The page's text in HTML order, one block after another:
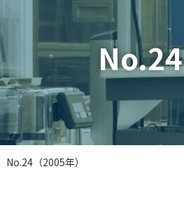
No.24（2005年）